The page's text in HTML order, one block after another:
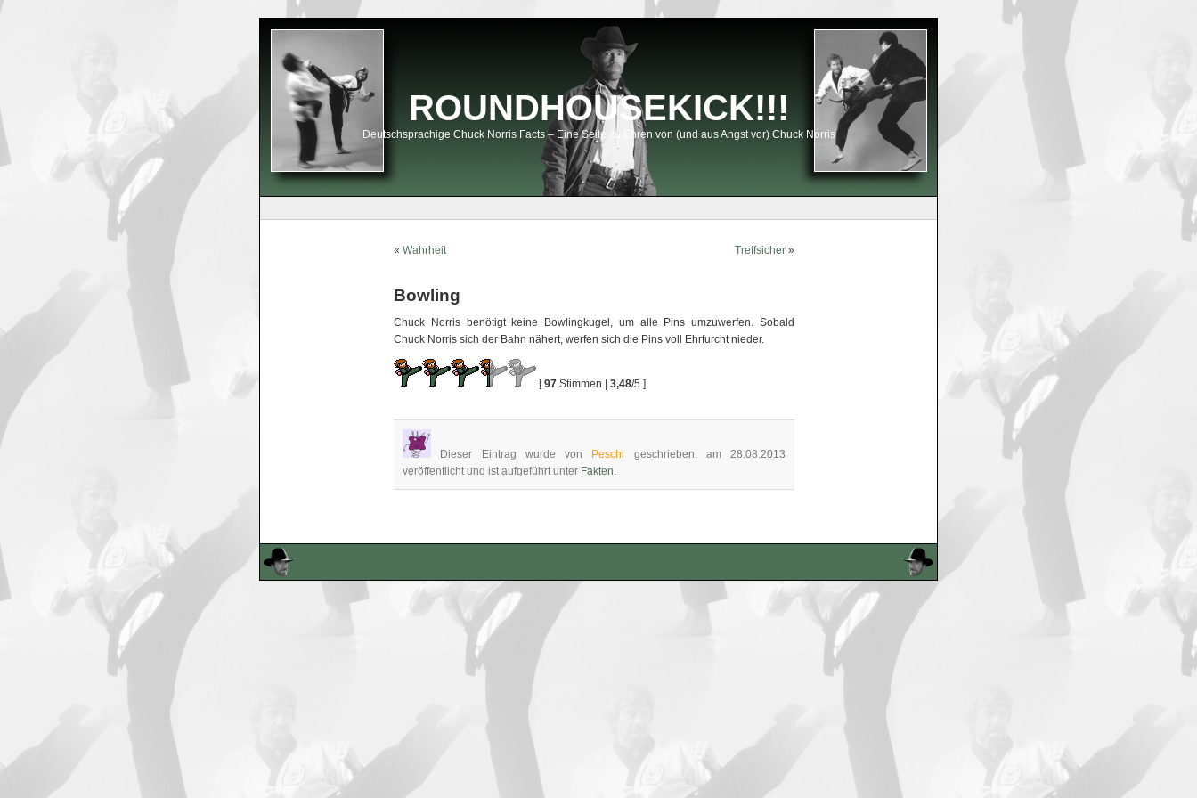
ROUNDHOUSEKICK!!!
Deutschsprachige Chuck Norris Facts – Eine Seite zu Ehren von (und aus Angst vor) Chuck Norris
« Wahrheit Treffsicher »
Bowling
Chuck Norris benötigt keine Bowlingkugel, um alle Pins umzuwerfen. Sobald
Chuck Norris sich der Bahn nähert, werfen sich die Pins voll Ehrfurcht nieder.
[97 Stimmen | 3,48/5 ]
Dieser Eintrag wurde von Peschi geschrieben, am 28.08.2013
veröffentlicht und ist aufgeführt unter Fakten.